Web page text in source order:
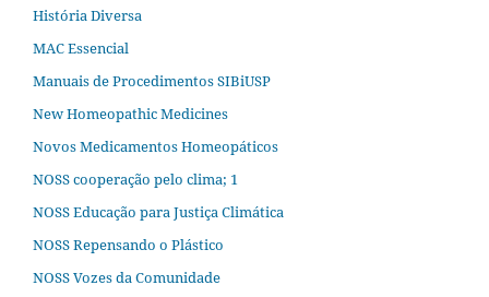
História Diversa
MAC Essencial
Manuais de Procedimentos SIBiUSP
New Homeopathic Medicines
Novos Medicamentos Homeopáticos
NOSS cooperação pelo clima; 1
NOSS Educação para Justiça Climática
NOSS Repensando o Plástico
NOSS Vozes da Comunidade